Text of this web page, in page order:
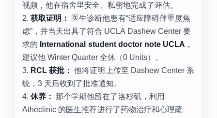
视频，他在宿舍里安全、私密地完成了评估。
2.获取证明：
医生诊断他患有“适应障碍伴重度焦
虑”，并当天出具了符合 UCLA Dashew Center 要
求的 International student doctor note UCLA ，
建议他 Winter Quarter 全休（0 Units）。
3. RCL 获批： 他将证明上传至 Dashew Center 系
统，3 天后收到了批准通知。
4.休养： 那个学期他留在了洛杉矶，利用
Atheclinic 的医生推荐进行了药物治疗和心理疏